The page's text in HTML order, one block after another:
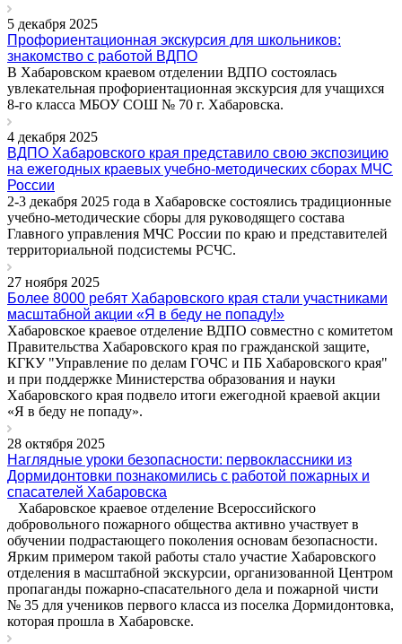
5 декабря 2025
Профориентационная экскурсия для школьников:
знакомство с работой ВДПО
В Хабаровском краевом отделении ВДПО состоялась
увлекательная профориентационная экскурсия для учащихся
8-го класса МБОУ СОШ № 70 г. Хабаровска.
4 декабря 2025
ВДПО Хабаровского края представило свою экспозицию
на ежегодных краевых учебно-методических сборах МЧС
России
2-3 декабря 2025 года в Хабаровске состоялись традиционные
учебно-методические сборы для руководящего состава
Главного управления МЧС России по краю и представителей
территориальной подсистемы РСЧС.
27 ноября 2025
Более 8000 ребят Хабаровского края стали участниками
масштабной акции «Я в беду не попаду!»
Хабаровское краевое отделение ВДПО совместно с комитетом
Правительства Хабаровского края по гражданской защите,
КГКУ "Управление по делам ГОЧС и ПБ Хабаровского края"
и при поддержке Министерства образования и науки
Хабаровского края подвело итоги ежегодной краевой акции
«Я в беду не попаду».
28 октября 2025
Наглядные уроки безопасности: первоклассники из
Дормидонтовки познакомились с работой пожарных и
спасателей Хабаровска
Хабаровское краевое отделение Всероссийского
добровольного пожарного общества активно участвует в
обучении подрастающего поколения основам безопасности.
Ярким примером такой работы стало участие Хабаровского
отделения в масштабной экскурсии, организованной Центром
пропаганды пожарно-спасательного дела и пожарной чисти
№ 35 для учеников первого класса из поселка Дормидонтовка,
которая прошла в Хабаровске.